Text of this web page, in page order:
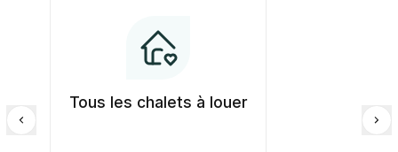
Tous les chalets à louer